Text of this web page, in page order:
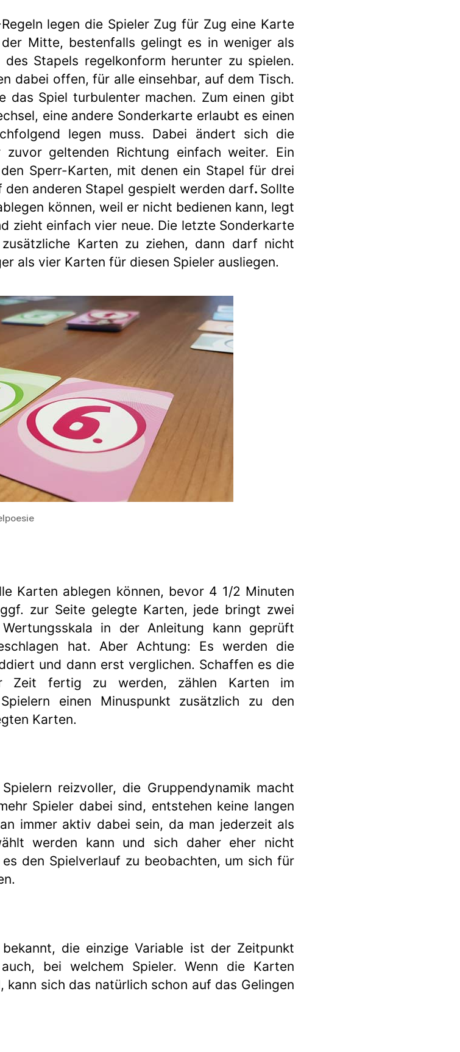
legen die Spieler Zug für Zug eine Karte
Mitte, bestenfalls gelingt es in weniger als
Stapels regelkonform herunter zu spielen.
dabei offen, für alle einsehbar, auf dem Tisch.
das Spiel turbulenter machen. Zum einen gibt
eine andere Sonderkarte erlaubt es einen
legen muss. Dabei ändert sich die
geltenden Richtung einfach weiter. Ein
Sperr-Karten, mit denen ein Stapel für drei
anderen Stapel gespielt werden darf. Sollte
können, weil er nicht bedienen kann, legt
zieht einfach vier neue. Die letzte Sonderkarte
Karten zu ziehen, dann darf nicht
als vier Karten für diesen Spieler ausliegen.
Karten ablegen können, bevor 4 1/2 Minuten
zur Seite gelegte Karten, jede bringt zwei
in der Anleitung kann geprüft
hat. Aber Achtung: Es werden die
und dann erst verglichen. Schaffen es die
Zeit fertig zu werden, zählen Karten im
einen Minuspunkt zusätzlich zu den
Karten.
reizvoller, die Gruppendynamik macht
Spieler dabei sind, entstehen keine langen
immer aktiv dabei sein, da man jederzeit als
werden kann und sich daher eher nicht
den Spielverlauf zu beobachten, um sich für
die einzige Variable ist der Zeitpunkt
bei welchem Spieler. Wenn die Karten
sich das natürlich schon auf das Gelingen